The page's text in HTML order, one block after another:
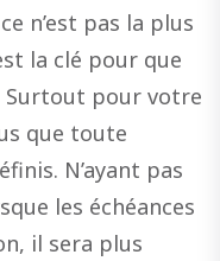
n’est pas la plus
la clé pour que
Surtout pour votre
que toute
N’ayant pas
les échéances
il sera plus